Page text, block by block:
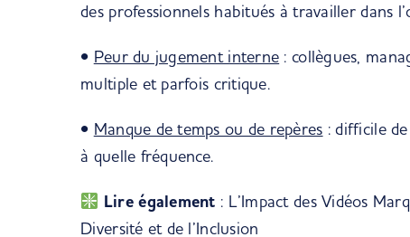
des professionnels habitués à travailler dans
• Peur du jugement interne : collègues,
multiple et parfois critique.
• Manque de temps ou de repères : difficile
à quelle fréquence.
Lire également : L’Impact des Vidéos
Diversité et de l’Inclusion